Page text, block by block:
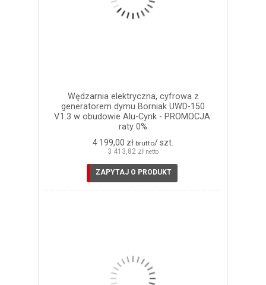
Wędzarnia elektryczna, cyfrowa z
generatorem dymu Borniak UWD-150
V.1.3 w obudowie Alu-Cynk - PROMOCJA:
raty 0%
4 199,00 zł brutto/ szt.
3 413,82 zł netto
ZAPYTAJ O PRODUKT